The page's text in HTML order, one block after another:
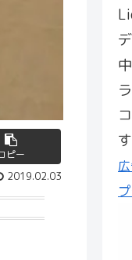
ピー
2019.02.03
中